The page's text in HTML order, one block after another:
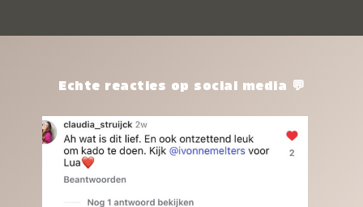
het waard.Echte reacties op social media 💬